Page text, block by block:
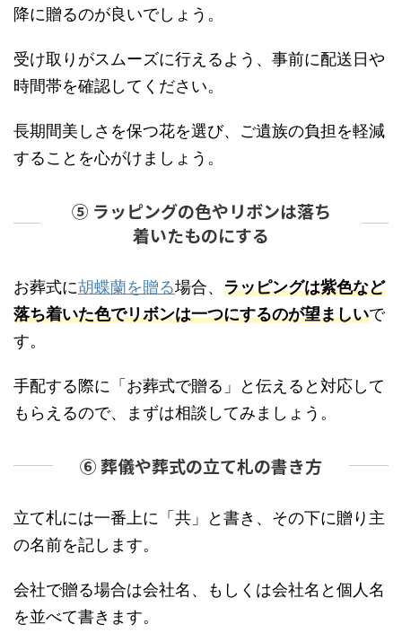
降に贈るのが良いでしょう。
受け取りがスムーズに行えるよう、事前に配送日や
時間帯を確認してください。
長期間美しさを保つ花を選び、ご遺族の負担を軽減
することを心がけましょう。
⑤ ラッピングの色やリボンは落ち
着いたものにする
お葬式に胡蝶蘭を贈る場合、 ラッピングは紫色など
落ち着いた色でリボンは一つにするのが望ましいで
す。
手配する際に「お葬式で贈る」と伝えると対応して
もらえるので、まずは相談してみましょう。
⑥ 葬儀や葬式の立て札の書き方
立て札には一番上に「共」と書き、その下に贈り主
の名前を記します。
会社で贈る場合は会社名、もしくは会社名と個人名
を並べて書きます。